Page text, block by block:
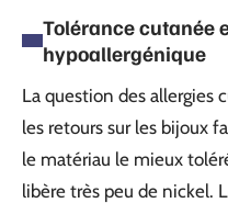
Tolérance cutanée
hypoallergénique
La question des allergies
les retours sur les bijoux
le matériau le mieux
libère très peu de nickel.